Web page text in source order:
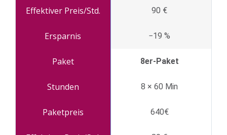
90 €
−19 %
8er-Paket
8 × 60 Min
640€